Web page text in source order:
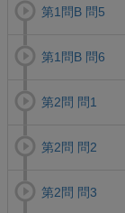
第1問B 問5
第1問B 問6
第2問 問1
第2問 問2
第2問 問3